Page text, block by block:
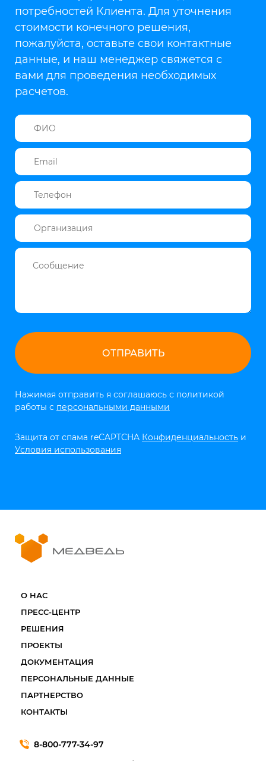
потребностей Клиента. Для уточнения
стоимости конечного решения,
пожалуйста, оставьте свои контактные
данные, и наш менеджер свяжется с
вами для проведения необходимых
расчетов.
Нажимая отправить я соглашаюсь с политикой
работы с персональными данными
Защита от спама reCAPTCHA Конфиденциальность и
Условия использования
О НАС
ПРЕСС-ЦЕНТР
РЕШЕНИЯ
ПРОЕКТЫ
ДОКУМЕНТАЦИЯ
ПЕРСОНАЛЬНЫЕ ДАННЫЕ
ПАРТНЕРСТВО
КОНТАКТЫ
8-800-777-34-97